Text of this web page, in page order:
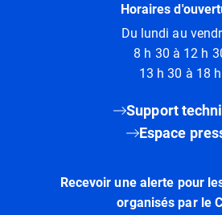
Horaires
Du lundi au
8 h 30 à 12 h
13 h 30 à 18 h
Support
Espace
Recevoir une alerte pour
organisés par le